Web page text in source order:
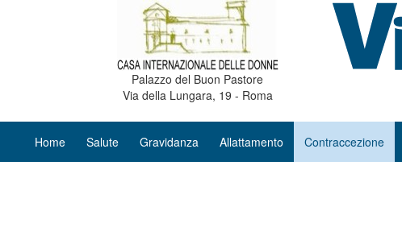
Palazzo del Buon Pastore
Via della Lungara, 19 - Roma
Home Salute Gravidanza Allattamento Contraccezione